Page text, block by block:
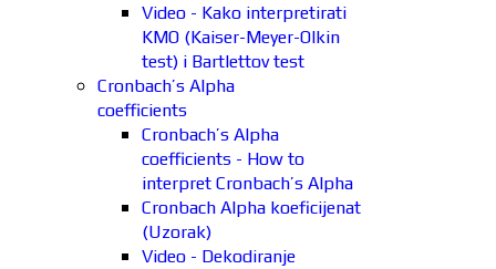
Video - Kako interpretirati
KMO (Kaiser-Meyer-Olkin
test) i Bartlettov test
Cronbach’s Alpha
coefficients
Cronbach’s Alpha
coefficients - How to
interpret Cronbach’s Alpha
Cronbach Alpha koeficijenat
(Uzorak)
Video - Dekodiranje